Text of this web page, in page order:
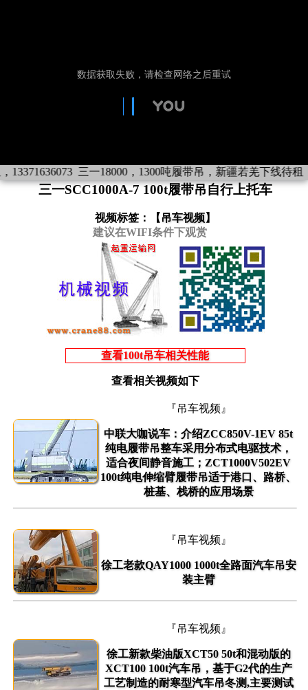
三一18000，1300吨履带吊，新疆若羌下线待租，
三一SCC1000A-7 100t履带吊自行上托车
视频标签：【 吊车视频】
建议在WIFI条件下观赏
查看100t吊车相关性能
查看相关视频如下
『吊车视频』
中联大咖说车：介绍ZCC850V-1EV 85t
纯电履带吊整车采用分布式电驱技术，
适合夜间静音施工；ZCT1000V502EV
100t纯电伸缩臂履带吊适于港口、路桥、
桩基、栈桥的应用场景
『吊车视频』
徐工老款QAY1000 1000t全路面汽车吊安
装主臂
『吊车视频』
徐工新款柴油版XCT50 50t和混动版的
XCT100 100t汽车吊，基于G2代的生产
工艺制造的耐寒型汽车吊冬测,主要测试